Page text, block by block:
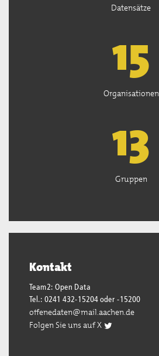
Datensätze
15
Organisationen
13
Gruppen
Kontakt
Team2: Open Data
Tel.: 0241 432-15204 oder -15200
offenedaten@mail.aachen.de
Folgen Sie uns auf X